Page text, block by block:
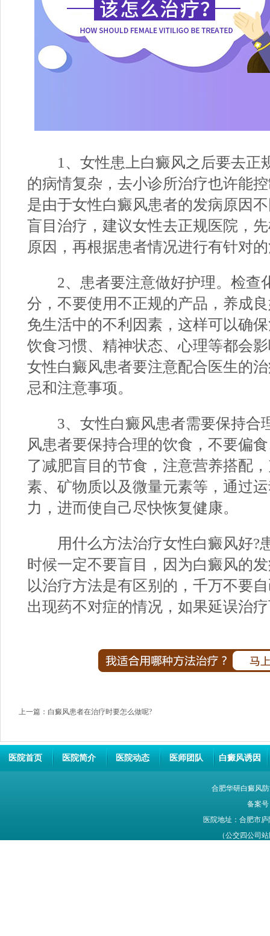
1、女性患上白癜风之后要去正
的病情复杂，去小诊所治疗也许能
是由于女性白癜风患者的发病原因
盲目治疗，建议女性去正规医院，
原因，再根据患者情况进行有针对
2、患者要注意做好护理。检查
分，不要使用不正规的产品，养成
免生活中的不利因素，这样可以确
饮食习惯、精神状态、心理等都会
女性白癜风患者要注意配合医生的
忌和注意事项。
3、女性白癜风患者需要保持合
风患者要保持合理的饮食，不要偏
了减肥盲目的节食，注意营养搭配
素、矿物质以及微量元素等，通过
力，进而使自己尽快恢复健康。
用什么方法治疗女性白癜风好?
时候一定不要盲目，因为白癜风的
以治疗方法是有区别的，千万不要
出现药不对症的情况，如果延误治
上一篇： 白癜风患者在治疗时要怎么做呢?
医院首页 医院简介 医院动态 医师团队 白癜风诱因
合肥华研白癜风
备案号
医院地址：合肥市
（公交四公司